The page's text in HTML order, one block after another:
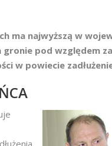
ma najwyższą w
pod względem
w powiecie